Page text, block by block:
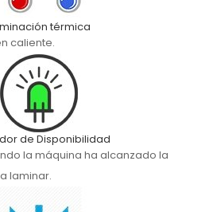
térmica
caliente.
de Disponibilidad
la máquina ha alcanzado la
laminar.